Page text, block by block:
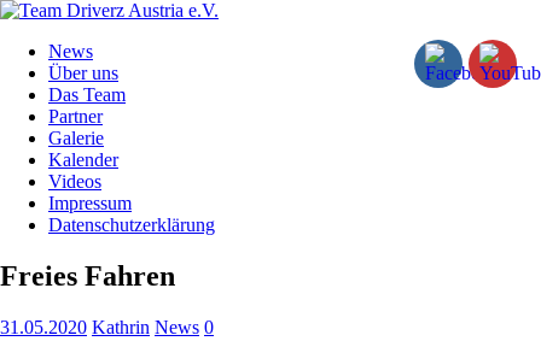
News
Über uns
Das Team
Partner
Galerie
Kalender
Videos
Impressum
Datenschutzerklärung
Freies Fahren
31.05.2020 Kathrin News 0